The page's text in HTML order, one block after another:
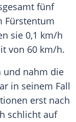
fünf
Fürstentum
sie 0,1 km/h
von 60 km/h.
und nahm die
in seinem Fall
erst nach
schlicht auf